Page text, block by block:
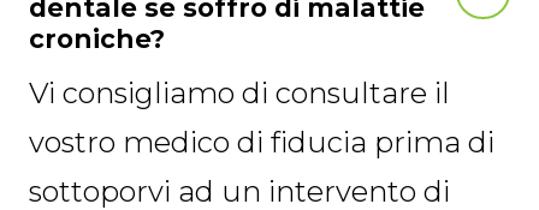
dentale se soffro di malattie
croniche?
Vi consigliamo di consultare il
vostro medico di fiducia prima di
sottoporvi ad un intervento di